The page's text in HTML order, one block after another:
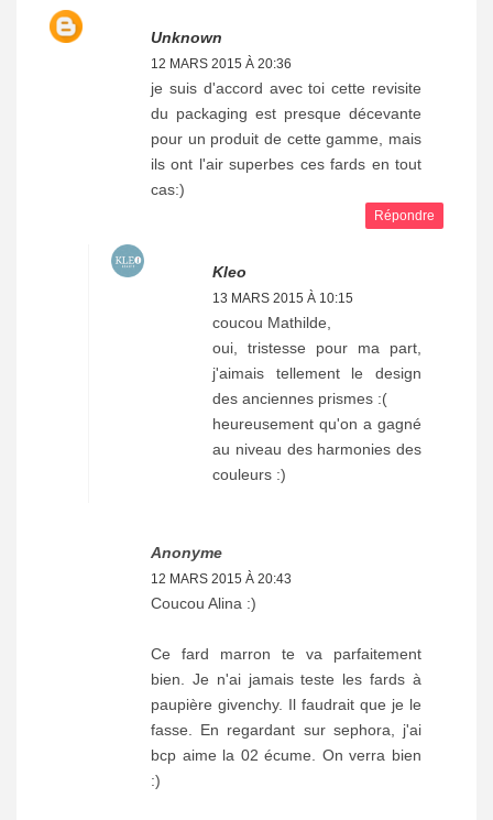
Unknown
12 MARS 2015 À 20:36
je suis d'accord avec toi cette revisite
du packaging est presque décevante
pour un produit de cette gamme, mais
ils ont l'air superbes ces fards en tout
cas:)
Répondre
Kleo
13 MARS 2015 À 10:15
coucou Mathilde,
oui, tristesse pour ma part,
j'aimais tellement le design
des anciennes prismes :(
heureusement qu'on a gagné
au niveau des harmonies des
couleurs :)
Anonyme
12 MARS 2015 À 20:43
Coucou Alina :)
Ce fard marron te va parfaitement
bien. Je n'ai jamais teste les fards à
paupière givenchy. Il faudrait que je le
fasse. En regardant sur sephora, j'ai
bcp aime la 02 écume. On verra bien
:)